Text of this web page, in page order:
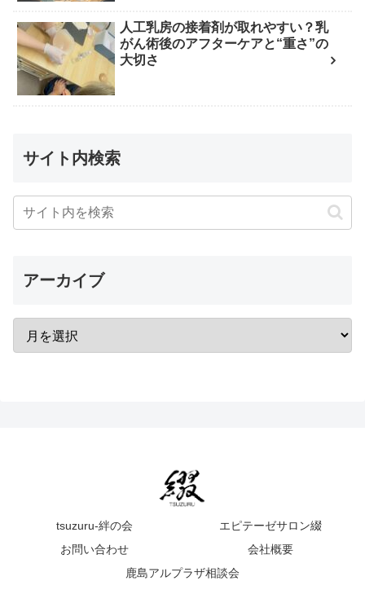
人工乳房の接着剤が取れやすい？乳
がん術後のアフターケアと“重さ”の
大切さ
サイト内検索
アーカイブ
tsuzuru-絆の会
エピテーゼサロン綴
お問い合わせ
会社概要
鹿島アルプラザ相談会